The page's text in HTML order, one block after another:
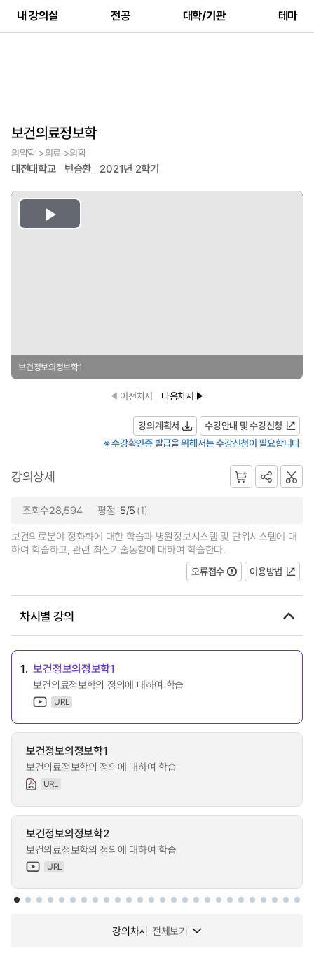
내 강의실 전공 대학/기관 테마
보건의료정보학
의약학 >의료 >의학
대전대학교 변승환 2021년 2학기
Play
보건정보의정보학1
이전차시 다음차시
강의계획서
수강안내 및 수강신청
※ 수강확인증 발급을 위해서는 수강신청이 필요합니다
강의상세
조회수28,594 평점 5/5 (1)
보건의료분야 정화화에 대한 학습과 병원정보시스템 및 단위시스템에 대
하여 학습하고, 관련 최신기술동향에 대하여 학습한다.
오류접수
이용방법
차시별 강의
1. 보건정보의정보학1
보건의료정보학의 정의에 대하여 학습
URL
보건정보의정보학1
보건의료정보학의 정의에 대하여 학습
URL
보건정보의정보학2
보건의료정보학의 정의에 대하여 학습
URL
강의차시 전체보기